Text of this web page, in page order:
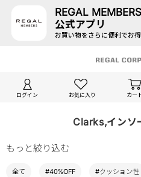
REGAL MEMBERS
公式アプリ
お買い物をさらに便利でお
ログイン お気に入り カー
Clarks,インソ
もっと絞り込む
全て #40%OFF #クッション性